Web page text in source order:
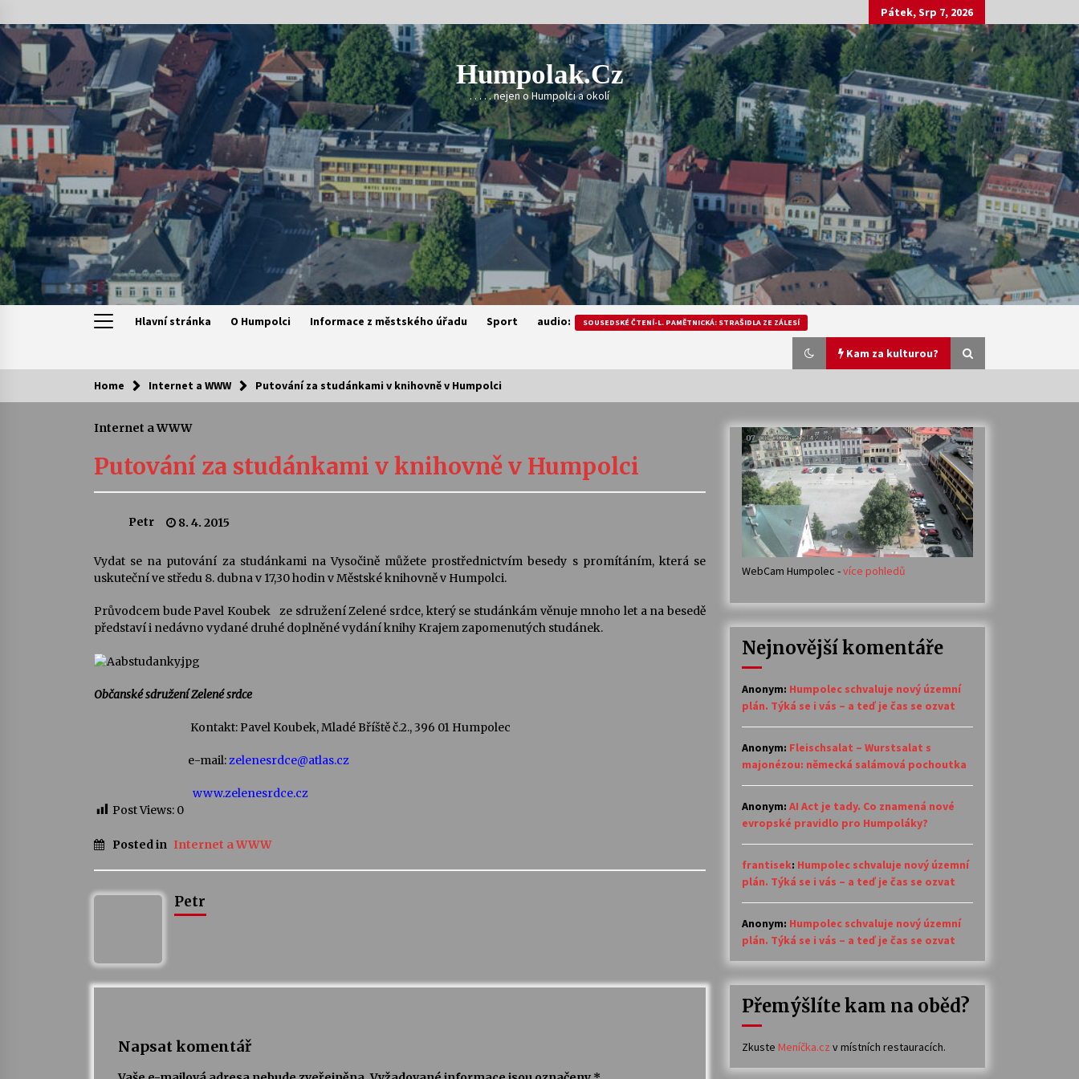
to
content
Pátek, Srp 7, 2026
Humpolak.cz
. . . . . nejen o Humpolci a okolí
Hlavní stránka O Humpolci Informace z městského úřadu Sport audio: SOUSEDSKÉ ČTENÍ-L. PAMĚTNICKÁ: STRAŠIDLA ZE ZÁLESÍ
Kam za kulturou?
Kam za kulturou?
Camerata a Sukuba Ensemble
4. 8. 2026
Stávám se kapkou
30. 7. 2026
Veselí muzikanti
30. 7. 2026
Pozvánka na integrační festival
Quijotova šedesátka: 28. 7.–1. 8.
28. 7. 2026
Votavžatský ploty
23. 7. 2026
Miller
22. 7. 2026
17. 7. 2026 14. 7. 2026
Za kulturou kousek za Humpolec. V
13. 7. 2026
30. 6. 2026
Home Internet a WWW Putování za studánkami v knihovně v Humpolci
Internet a WWW
Putování za studánkami v knihovně v Humpolci
Petr 8. 4. 2015
Vydat se na putování za studánkami na Vysočině můžete prostřednictvím besedy s promítáním, která se
uskuteční ve středu 8. dubna v 17,30 hodin v Městské knihovně v Humpolci.
Průvodcem bude Pavel Koubek
ze sdružení Zelené srdce, který se studánkám věnuje mnoho let a na besedě
představí i nedávno vydané druhé doplněné vydání knihy Krajem zapomenutých studánek.
Občanské sdružení Zelené srdce
Kontakt: Pavel Koubek, Mladé Bříště č.2., 396 01 Humpolec
e-mail:zelenesrdce@atlas.cz
www.zelenesrdce.cz
Post Views: 0
Posted in Internet a WWW
Petr
Napsat komentář
WebCam Humpolec -více pohledů
Nejnovější komentáře
Anonym: Humpolec schvaluje nový územní
plán. Týká se i vás – a teď je čas se ozvat
Anonym: Fleischsalat – Wurstsalat s
majonézou: německá salámová pochoutka
Anonym: AI Act je tady. Co znamená nové
evropské pravidlo pro Humpoláky?
frantisek: Humpolec schvaluje nový územní
plán. Týká se i vás – a teď je čas se ozvat
Anonym: Humpolec schvaluje nový územní
plán. Týká se i vás – a teď je čas se ozvat
Přemýšlíte kam na oběd?
Zkuste Meníčka.cz v místních restauracích.